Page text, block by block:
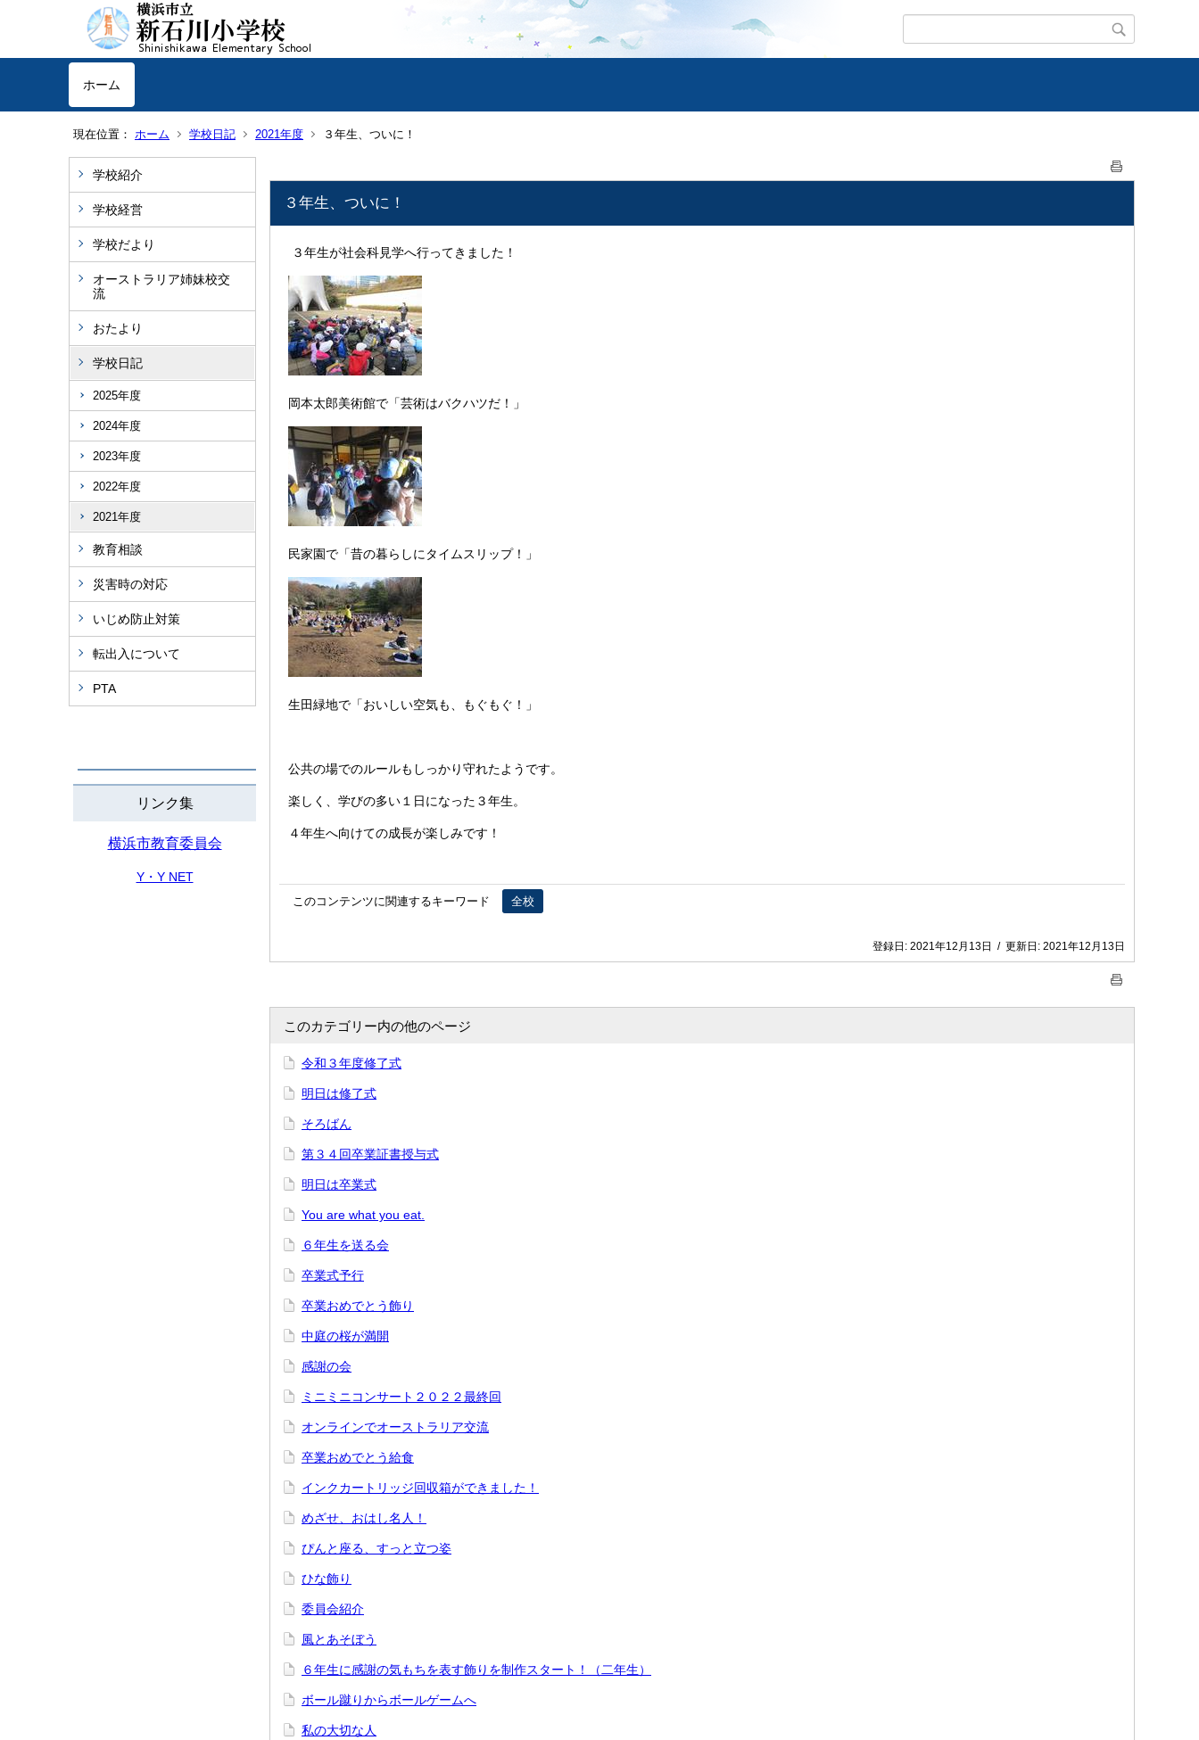
ホーム
現在位置： ホーム 学校日記 2021年度 ３年生、ついに！
学校紹介
学校経営
学校だより
オーストラリア姉妹校交
流
おたより
学校日記
2025年度
2024年度
2023年度
2022年度
2021年度
教育相談
災害時の対応
いじめ防止対策
転出入について
PTA
リンク集
横浜市教育委員会
Y・Y NET
３年生、ついに！
３年生が社会科見学へ行ってきました！
岡本太郎美術館で「芸術はバクハツだ！」
民家園で「昔の暮らしにタイムスリップ！」
生田緑地で「おいしい空気も、もぐもぐ！」
公共の場でのルールもしっかり守れたようです。
楽しく、学びの多い１日になった３年生。
４年生へ向けての成長が楽しみです！
このコンテンツに関連するキーワード 全校
登録日: 2021年12月13日 / 更新日: 2021年12月13日
このカテゴリー内の他のページ
令和３年度修了式
明日は修了式
そろばん
第３４回卒業証書授与式
明日は卒業式
You are what you eat.
６年生を送る会
卒業式予行
卒業おめでとう飾り
中庭の桜が満開
感謝の会
ミニミニコンサート２０２２最終回
オンラインでオーストラリア交流
卒業おめでとう給食
インクカートリッジ回収箱ができました！
めざせ、おはし名人！
ぴんと座る、すっと立つ姿
ひな飾り
委員会紹介
風とあそぼう
６年生に感謝の気もちを表す飾りを制作スタート！（二年生）
ボール蹴りからボールゲームへ
私の大切な人